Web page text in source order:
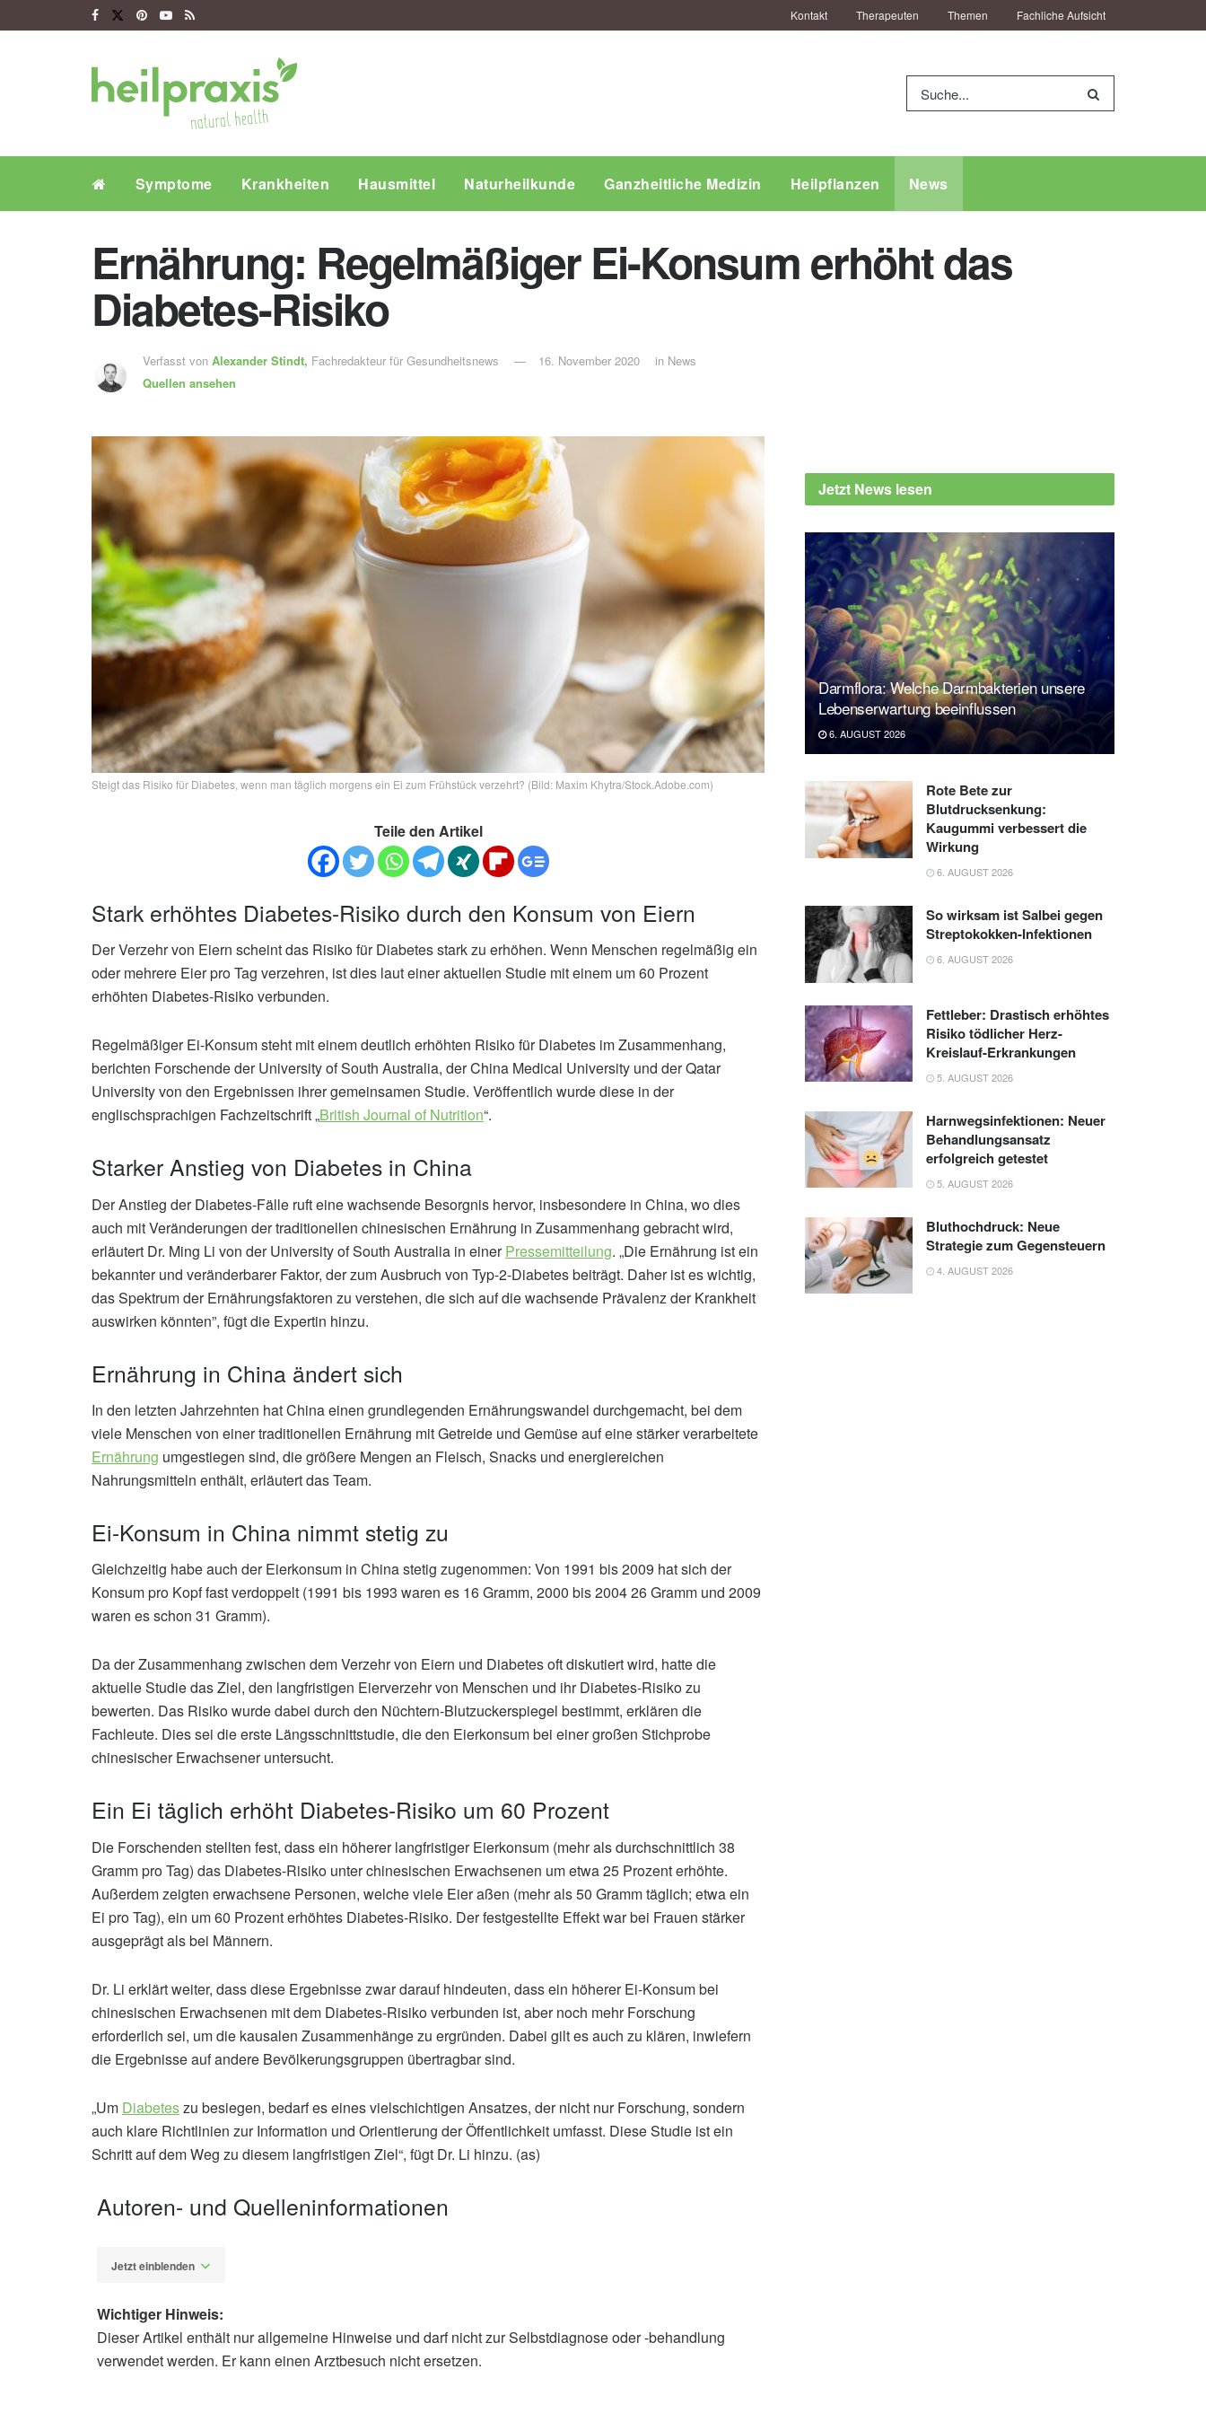
Kontakt Therapeuten Themen Fachliche Aufsicht
Symptome Krankheiten Hausmittel Naturheilkunde Ganzheitliche Medizin Heilpflanzen News
Ernährung: Regelmäßiger Ei-Konsum erhöht das
Diabetes-Risiko
Verfasst von Alexander Stindt, Fachredakteur für Gesundheitsnews
Quellen ansehen
16. November 2020 in News
Steigt das Risiko für Diabetes, wenn man täglich morgens ein Ei zum Frühstück verzehrt? (Bild: Maxim Khytra/Stock.Adobe.com)
Teile den Artikel
Stark erhöhtes Diabetes-Risiko durch den Konsum von Eiern
Der Verzehr von Eiern scheint das Risiko für Diabetes stark zu erhöhen. Wenn Menschen regelmäßig ein
oder mehrere Eier pro Tag verzehren, ist dies laut einer aktuellen Studie mit einem um 60 Prozent
erhöhten Diabetes-Risiko verbunden.
Regelmäßiger Ei-Konsum steht mit einem deutlich erhöhten Risiko für Diabetes im Zusammenhang,
berichten Forschende der University of South Australia, der China Medical University und der Qatar
University von den Ergebnissen ihrer gemeinsamen Studie. Veröffentlich wurde diese in der
englischsprachigen Fachzeitschrift „British Journal of Nutrition“.
Starker Anstieg von Diabetes in China
Der Anstieg der Diabetes-Fälle ruft eine wachsende Besorgnis hervor, insbesondere in China, wo dies
auch mit Veränderungen der traditionellen chinesischen Ernährung in Zusammenhang gebracht wird,
erläutert Dr. Ming Li von der University of South Australia in einerPressemitteilung. „Die Ernährung ist ein
bekannter und veränderbarer Faktor, der zum Ausbruch von Typ-2-Diabetes beiträgt. Daher ist es wichtig,
das Spektrum der Ernährungsfaktoren zu verstehen, die sich auf die wachsende Prävalenz der Krankheit
auswirken könnten”, fügt die Expertin hinzu.
Ernährung in China ändert sich
In den letzten Jahrzehnten hat China einen grundlegenden Ernährungswandel durchgemacht, bei dem
viele Menschen von einer traditionellen Ernährung mit Getreide und Gemüse auf eine stärker verarbeitete
Ernährung umgestiegen sind, die größere Mengen an Fleisch, Snacks und energiereichen
Nahrungsmitteln enthält, erläutert das Team.
Ei-Konsum in China nimmt stetig zu
Gleichzeitig habe auch der Eierkonsum in China stetig zugenommen: Von 1991 bis 2009 hat sich der
Konsum pro Kopf fast verdoppelt (1991 bis 1993 waren es 16 Gramm, 2000 bis 2004 26 Gramm und 2009
waren es schon 31 Gramm).
Da der Zusammenhang zwischen dem Verzehr von Eiern und Diabetes oft diskutiert wird, hatte die
aktuelle Studie das Ziel, den langfristigen Eierverzehr von Menschen und ihr Diabetes-Risiko zu
bewerten. Das Risiko wurde dabei durch den Nüchtern-Blutzuckerspiegel bestimmt, erklären die
Fachleute. Dies sei die erste Längsschnittstudie, die den Eierkonsum bei einer großen Stichprobe
chinesischer Erwachsener untersucht.
Ein Ei täglich erhöht Diabetes-Risiko um 60 Prozent
Die Forschenden stellten fest, dass ein höherer langfristiger Eierkonsum (mehr als durchschnittlich 38
Gramm pro Tag) das Diabetes-Risiko unter chinesischen Erwachsenen um etwa 25 Prozent erhöhte.
Außerdem zeigten erwachsene Personen, welche viele Eier aßen (mehr als 50 Gramm täglich; etwa ein
Ei pro Tag), ein um 60 Prozent erhöhtes Diabetes-Risiko. Der festgestellte Effekt war bei Frauen stärker
ausgeprägt als bei Männern.
Dr. Li erklärt weiter, dass diese Ergebnisse zwar darauf hindeuten, dass ein höherer Ei-Konsum bei
chinesischen Erwachsenen mit dem Diabetes-Risiko verbunden ist, aber noch mehr Forschung
erforderlich sei, um die kausalen Zusammenhänge zu ergründen. Dabei gilt es auch zu klären, inwiefern
die Ergebnisse auf andere Bevölkerungsgruppen übertragbar sind.
„Um Diabeteszu besiegen, bedarf es eines vielschichtigen Ansatzes, der nicht nur Forschung, sondern
auch klare Richtlinien zur Information und Orientierung der Öffentlichkeit umfasst. Diese Studie ist ein
Schritt auf dem Weg zu diesem langfristigen Ziel“, fügt Dr. Li hinzu. (as)
Autoren- und Quelleninformationen
Jetzt einblenden
Alexander Stindt
Wichtiger Hinweis:
Dieser Artikel enthält nur allgemeine Hinweise und darf nicht zur Selbstdiagnose oder -behandlung
verwendet werden. Er kann einen Arztbesuch nicht ersetzen.
Jetzt News lesen
Darmflora: Welche Darmbakterien unsere
Lebenserwartung beeinflussen
6. AUGUST 2026
Rote Bete zur
Blutdrucksenkung:
Kaugummi verbessert die
Wirkung
6. AUGUST 2026
So wirksam ist Salbei gegen
Streptokokken-Infektionen
6. AUGUST 2026
Fettleber: Drastisch erhöhtes
Risiko tödlicher Herz-
Kreislauf-Erkrankungen
5. AUGUST 2026
Harnwegsinfektionen: Neuer
Behandlungsansatz
erfolgreich getestet
5. AUGUST 2026
Bluthochdruck: Neue
Strategie zum Gegensteuern
4. AUGUST 2026